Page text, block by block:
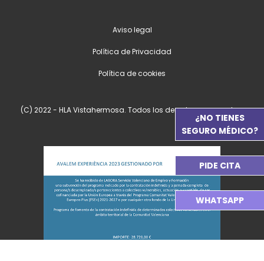
(C) 2022 - HLA Vistahermosa. Todos los derechos reservados.
Aviso legal
Política de Privacidad
Política de cookies
¿NO TIENES
SEGURO MÉDICO?
PIDE CITA
WHATSAPP